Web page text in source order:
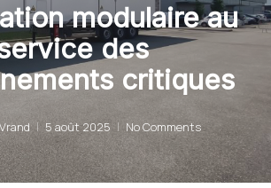
modulaire au
des
critiques
5 août 2025 No Comments